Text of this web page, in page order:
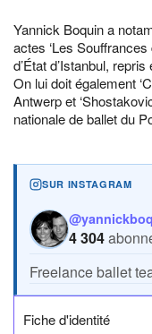
Yannick Boquin a
actes ‘Les
d’État d’Istanbul,
On lui doit également
Antwerp et
nationale de ballet du
SUR INSTAGRAM
4 304
Freelance ballet
Fiche d'identité